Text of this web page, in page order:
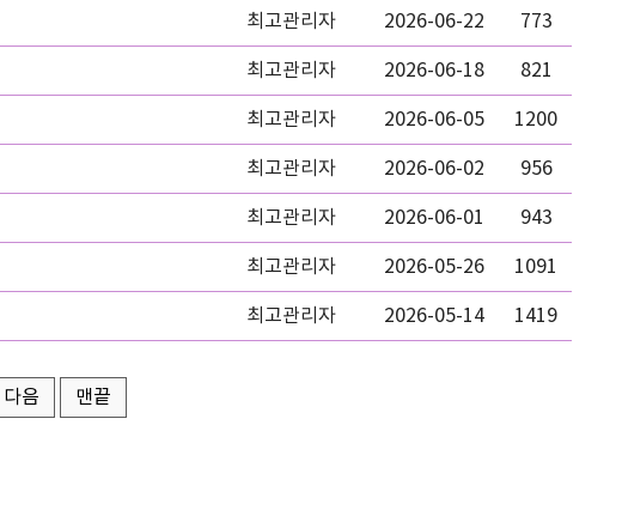
최고관리자 2026-06-22 773
최고관리자 2026-06-18 821
최고관리자 2026-06-05 1200
최고관리자 2026-06-02 956
최고관리자 2026-06-01 943
최고관리자 2026-05-26 1091
최고관리자 2026-05-14 1419
다음 맨끝